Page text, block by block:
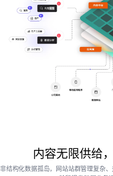
内容无限供给
非结构化数据孤岛，网站站群管理复杂